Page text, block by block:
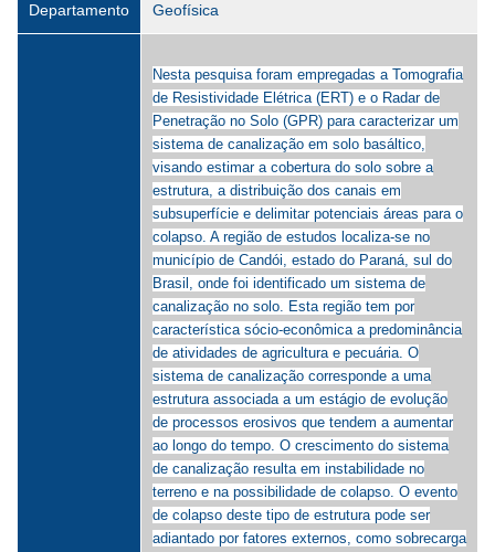
Departamento Geofísica
Nesta pesquisa foram empregadas a Tomografia
de Resistividade Elétrica (ERT) e o Radar de
Penetração no Solo (GPR) para caracterizar um
sistema de canalização em solo basáltico,
visando estimar a cobertura do solo sobre a
estrutura, a distribuição dos canais em
subsuperfície e delimitar potenciais áreas para o
colapso. A região de estudos localiza-se no
município de Candói, estado do Paraná, sul do
Brasil, onde foi identificado um sistema de
canalização no solo. Esta região tem por
característica sócio-econômica a predominância
de atividades de agricultura e pecuária. O
sistema de canalização corresponde a uma
estrutura associada a um estágio de evolução
de processos erosivos que tendem a aumentar
ao longo do tempo. O crescimento do sistema
de canalização resulta em instabilidade no
terreno e na possibilidade de colapso. O evento
de colapso deste tipo de estrutura pode ser
adiantado por fatores externos, como sobrecarga